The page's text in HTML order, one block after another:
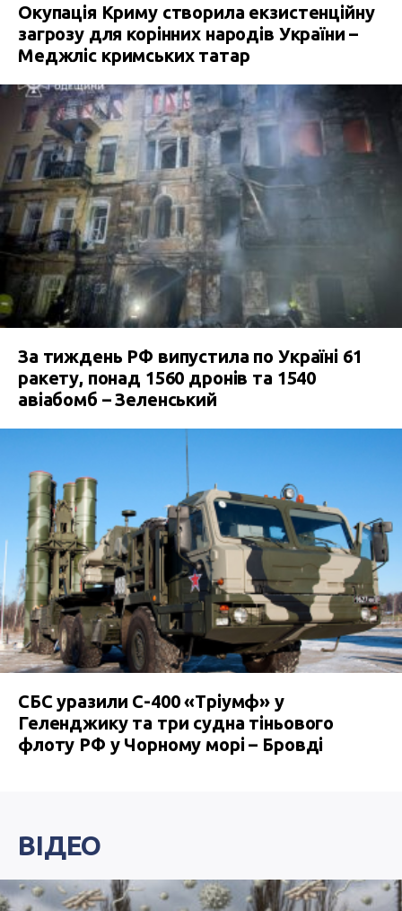
Окупація Криму створила екзистенційну
загрозу для корінних народів України –
Меджліс кримських татар
За тиждень РФ випустила по Україні 61
ракету, понад 1560 дронів та 1540
авіабомб – Зеленський
СБС уразили С-400 «Тріумф» у
Геленджику та три судна тіньового
флоту РФ у Чорному морі – Бровді
ВІДЕО